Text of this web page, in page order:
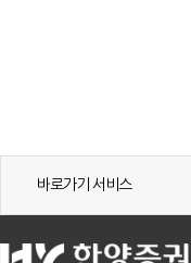
바로가기 서비스